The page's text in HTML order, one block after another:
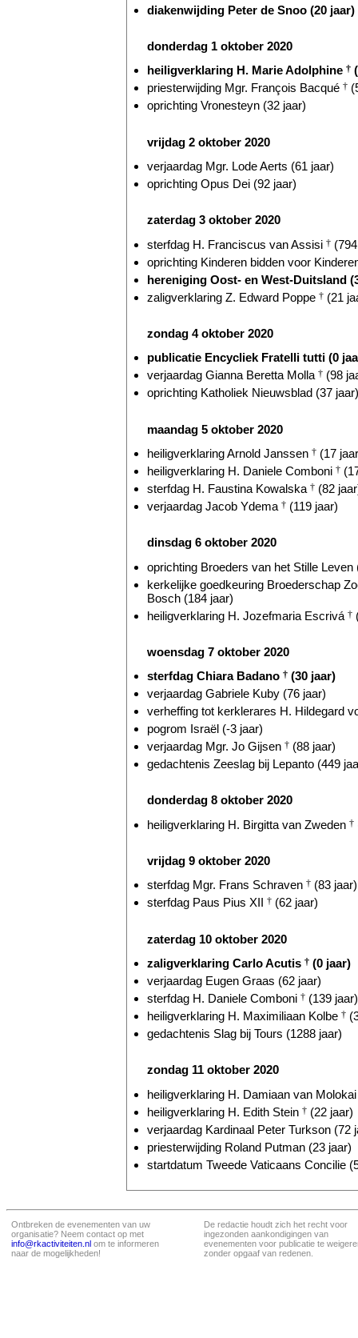
diakenwijding Peter de Snoo (20 jaar)
donderdag 1 oktober 2020
heiligverklaring H. Marie Adolphine †
priesterwijding Mgr. François Bacqué †
oprichting Vronesteyn (32 jaar)
vrijdag 2 oktober 2020
verjaardag Mgr. Lode Aerts (61 jaar)
oprichting Opus Dei (92 jaar)
zaterdag 3 oktober 2020
sterfdag H. Franciscus van Assisi †
oprichting Kinderen bidden voor
hereniging Oost- en West-Duitsland
zaligverklaring Z. Edward Poppe † (21
zondag 4 oktober 2020
publicatie Encycliek Fratelli tutti (0
verjaardag Gianna Beretta Molla † (98
oprichting Katholiek Nieuwsblad (37 jaar)
maandag 5 oktober 2020
heiligverklaring Arnold Janssen † (17
heiligverklaring H. Daniele Comboni †
sterfdag H. Faustina Kowalska † (82
verjaardag Jacob Ydema † (119 jaar)
dinsdag 6 oktober 2020
oprichting Broeders van het Stille Leven
kerkelijke goedkeuring Broederschap
Bosch (184 jaar)
heiligverklaring H. Jozefmaria Escrivá †
woensdag 7 oktober 2020
sterfdag Chiara Badano † (30 jaar)
verjaardag Gabriele Kuby (76 jaar)
verheffing tot kerklerares H. Hildegard
pogrom Israël (-3 jaar)
verjaardag Mgr. Jo Gijsen † (88 jaar)
gedachtenis Zeeslag bij Lepanto (449
donderdag 8 oktober 2020
heiligverklaring H. Birgitta van Zweden †
vrijdag 9 oktober 2020
sterfdag Mgr. Frans Schraven † (83 jaar)
sterfdag Paus Pius XII
† (62 jaar)
zaterdag 10 oktober 2020
zaligverklaring Carlo Acutis † (0 jaar)
verjaardag Eugen Graas (62 jaar)
sterfdag H. Daniele Comboni † (139 jaar)
heiligverklaring H. Maximiliaan Kolbe †
gedachtenis Slag bij Tours (1288 jaar)
zondag 11 oktober 2020
heiligverklaring H. Damiaan van
heiligverklaring H. Edith Stein † (22 jaar)
verjaardag Kardinaal Peter Turkson (72
priesterwijding Roland Putman (23 jaar)
startdatum Tweede Vaticaans Concilie
Ontbreken de evenementen van uw
organisatie? Neem contact op met
info@rkactiviteiten.nl om te informeren
naar de mogelijkheden!
De redactie houdt zich het recht voor
ingezonden aankondigingen van
evenementen voor publicatie te
zonder opgaaf van redenen.